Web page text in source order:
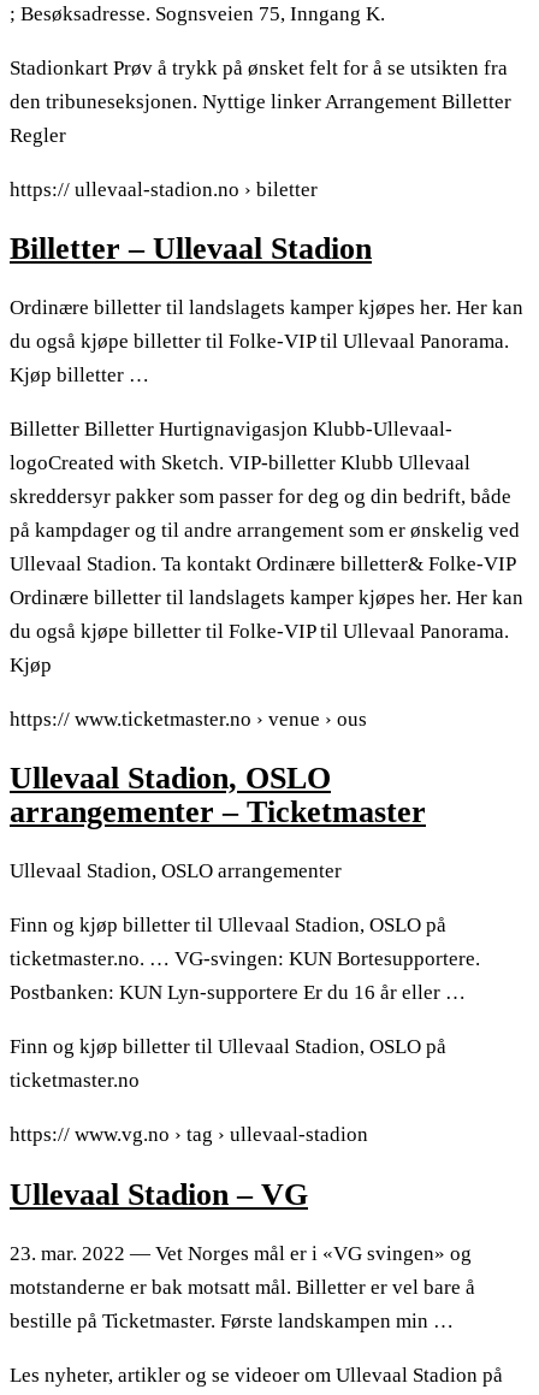
; Besøksadresse. Sognsveien 75, Inngang K.
Stadionkart Prøv å trykk på ønsket felt for å se utsikten fra
den tribuneseksjonen. Nyttige linker Arrangement Billetter
Regler
https:// ullevaal-stadion.no › biletter
Billetter – Ullevaal Stadion
Ordinære billetter til landslagets kamper kjøpes her. Her kan
du også kjøpe billetter til Folke-VIP til Ullevaal Panorama.
Kjøp billetter …
Billetter Billetter Hurtignavigasjon Klubb-Ullevaal-
logoCreated with Sketch. VIP-billetter Klubb Ullevaal
skreddersyr pakker som passer for deg og din bedrift, både
på kampdager og til andre arrangement som er ønskelig ved
Ullevaal Stadion. Ta kontakt Ordinære billetter& Folke-VIP
Ordinære billetter til landslagets kamper kjøpes her. Her kan
du også kjøpe billetter til Folke-VIP til Ullevaal Panorama.
Kjøp
https:// www.ticketmaster.no › venue › ous
Ullevaal Stadion, OSLO
arrangementer – Ticketmaster
Ullevaal Stadion, OSLO arrangementer
Finn og kjøp billetter til Ullevaal Stadion, OSLO på
ticketmaster.no. … VG-svingen: KUN Bortesupportere.
Postbanken: KUN Lyn-supportere Er du 16 år eller …
Finn og kjøp billetter til Ullevaal Stadion, OSLO på
ticketmaster.no
https:// www.vg.no › tag › ullevaal-stadion
Ullevaal Stadion – VG
23. mar. 2022 — Vet Norges mål er i «VG svingen» og
motstanderne er bak motsatt mål. Billetter er vel bare å
bestille på Ticketmaster. Første landskampen min …
Les nyheter, artikler og se videoer om Ullevaal Stadion på